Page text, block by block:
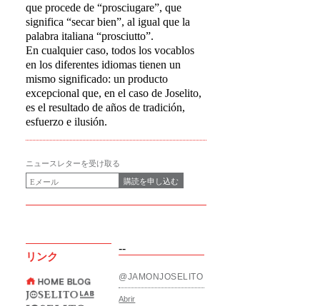
que procede de “prosciugare”, que
significa “secar bien”, al igual que la
palabra italiana “prosciutto”.
En cualquier caso, todos los vocablos
en los diferentes idiomas tienen un
mismo significado: un producto
excepcional que, en el caso de Joselito,
es el resultado de años de tradición,
esfuerzo e ilusión.
ニュースレターを受け取る
購読を申し込む
--
リンク
@JAMONJOSELITO
Abrir